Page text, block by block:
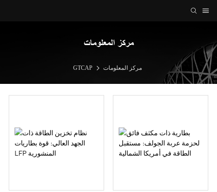
مركز المعلومات
GTCAP مركز المعلومات